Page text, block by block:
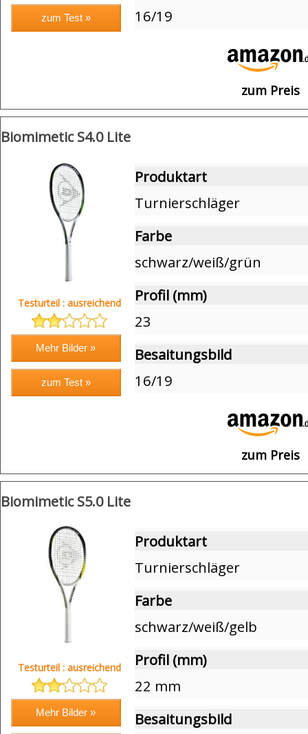
16/19
zum Preis
Biomimetic S4.0 Lite
Testurteil : ausreichend
Produktart
Turnierschläger
Farbe
schwarz/weiß/grün
Profil (mm)
23
Besaitungsbild
16/19
zum Preis
Biomimetic S5.0 Lite
Testurteil : ausreichend
Produktart
Turnierschläger
Farbe
schwarz/weiß/gelb
Profil (mm)
22 mm
Besaitungsbild